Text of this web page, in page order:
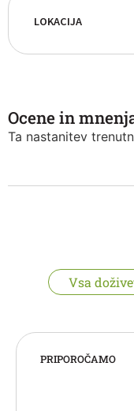
LOKACIJA
Ocene in
Ta nastanitev
Vsa
PRIPOROČAMO